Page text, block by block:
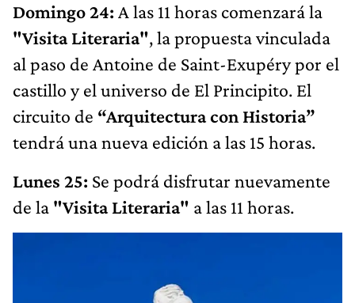
Domingo 24: A las 11 horas comenzará la
"Visita Literaria", la propuesta vinculada
al paso de Antoine de Saint-Exupéry por el
castillo y el universo de El Principito. El
circuito de “Arquitectura con Historia”
tendrá una nueva edición a las 15 horas.
Lunes 25: Se podrá disfrutar nuevamente
de la "Visita Literaria" a las 11 horas.